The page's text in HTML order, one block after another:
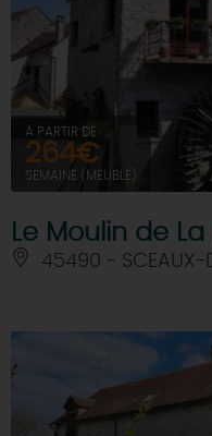
À PARTIR DE
264€
SEMAINE (MEUBLÉ)
Le Moulin de La
45490 - SCEAUX-